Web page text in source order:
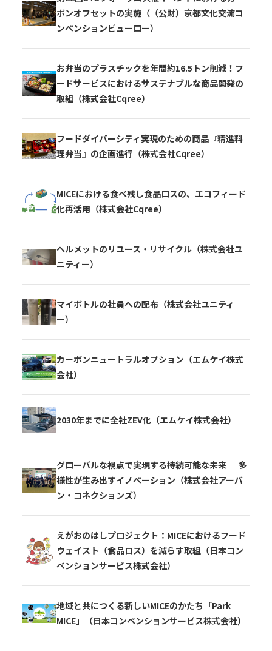
ボンオフセットの実施（（公財）京都文化交流コ
ンベンションビューロー）
お弁当のプラスチックを年間約16.5トン削減！フ
ードサービスにおけるサステナブルな商品開発の
取組（株式会社Cqree）
フードダイバーシティ実現のための商品『精進料
理弁当』の企画進行（株式会社Cqree）
MICEにおける食べ残し食品ロスの、エコフィード
化再活用（株式会社Cqree）
ヘルメットのリユース・リサイクル（株式会社ユ
ニティー）
マイボトルの社員への配布（株式会社ユニティ
ー）
カーボンニュートラルオプション（エムケイ株式
会社）
2030年までに全社ZEV化（エムケイ株式会社）
グローバルな視点で実現する持続可能な未来 ─ 多
様性が生み出すイノベーション（株式会社アーバ
ン・コネクションズ）
えがおのはしプロジェクト：MICEにおけるフード
ウェイスト（食品ロス）を減らす取組（日本コン
ベンションサービス株式会社）
地域と共につくる新しいMICEのかたち「Park
MICE」（日本コンベンションサービス株式会社）